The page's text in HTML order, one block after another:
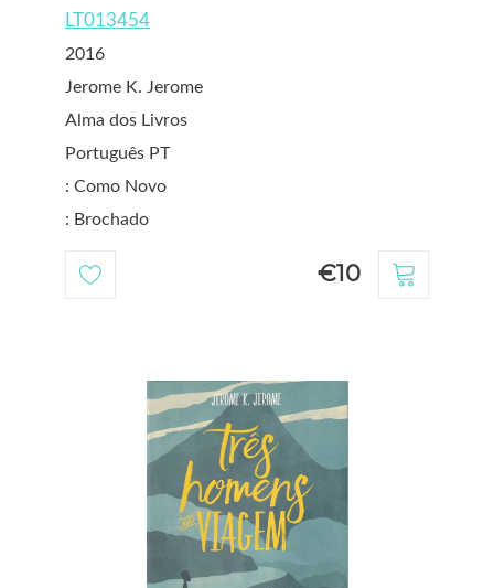
LT013454
2016
Jerome K. Jerome
Alma dos Livros
Português PT
: Como Novo
: Brochado
€10